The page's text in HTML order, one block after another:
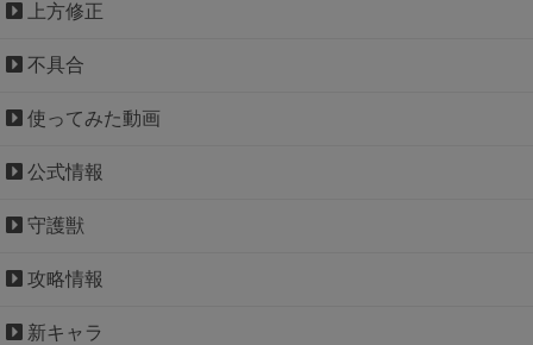
上方修正
不具合
使ってみた動画
公式情報
守護獣
攻略情報
新キャラ